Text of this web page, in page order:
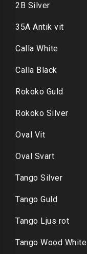
2B Silver
35A Antik vit
Calla White
Calla Black
Rokoko Guld
Rokoko Silver
Oval Vit
Oval Svart
Tango Silver
Tango Guld
Tango Ljus rot
Tango Wood White